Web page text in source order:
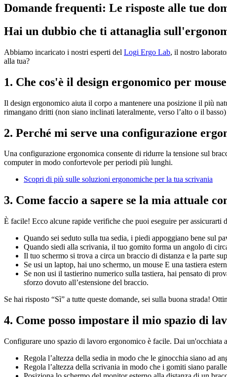
Domande frequenti: Le risposte alle tue
Hai un dubbio che ti attanaglia
Abbiamo incaricato i nostri esperti del Logi Ergo Lab, il nostro
alla tua?
1. Che cos'è il design ergonomico per
Il design ergonomico aiuta il corpo a mantenere una posizione il più
rimangano dritti (non siano inclinati lateralmente, verso l’alto o il
2. Perché mi serve una configurazione
Una configurazione ergonomica consente di ridurre la tensione sul
computer in modo confortevole per periodi più lunghi.
Scopri di più sulle soluzioni ergonomiche per la tua scrivania
3. Come faccio a sapere se la mia attuale
È facile! Ecco alcune rapide verifiche che puoi eseguire per
Quando sei seduto sulla tua sedia, i piedi appoggiano bene sul
Quando siedi alla scrivania, il tuo gomito forma un angolo di
Il tuo schermo si trova a circa un braccio di distanza e la parte
Se usi un laptop, hai uno schermo, un mouse E una tastiera
Se non usi il tastierino numerico sulla tastiera, hai pensato di
sforzo dovuto all’estensione del braccio.
Se hai risposto “Sì” a tutte queste domande, sei sulla buona strada!
4. Come posso impostare il mio spazio di
Configurare uno spazio di lavoro ergonomico è facile. Dai un'occhiata a
Regola l’altezza della sedia in modo che le ginocchia siano ad
Regola l’altezza della scrivania in modo che i gomiti siano